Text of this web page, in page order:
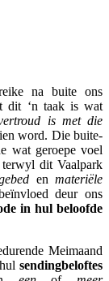
na buite ons
dit ‘n taak is wat
is met die
word. Die buite-
wat geroepe voel
dit Vaalpark
enmateriële
deur ons
in hul beloofde
Meimaand
sendingbeloftes